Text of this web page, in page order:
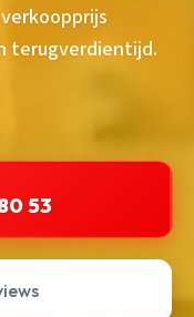
terugverdientijd.
53